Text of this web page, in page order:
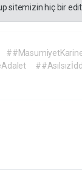
sitemizin hiç bir